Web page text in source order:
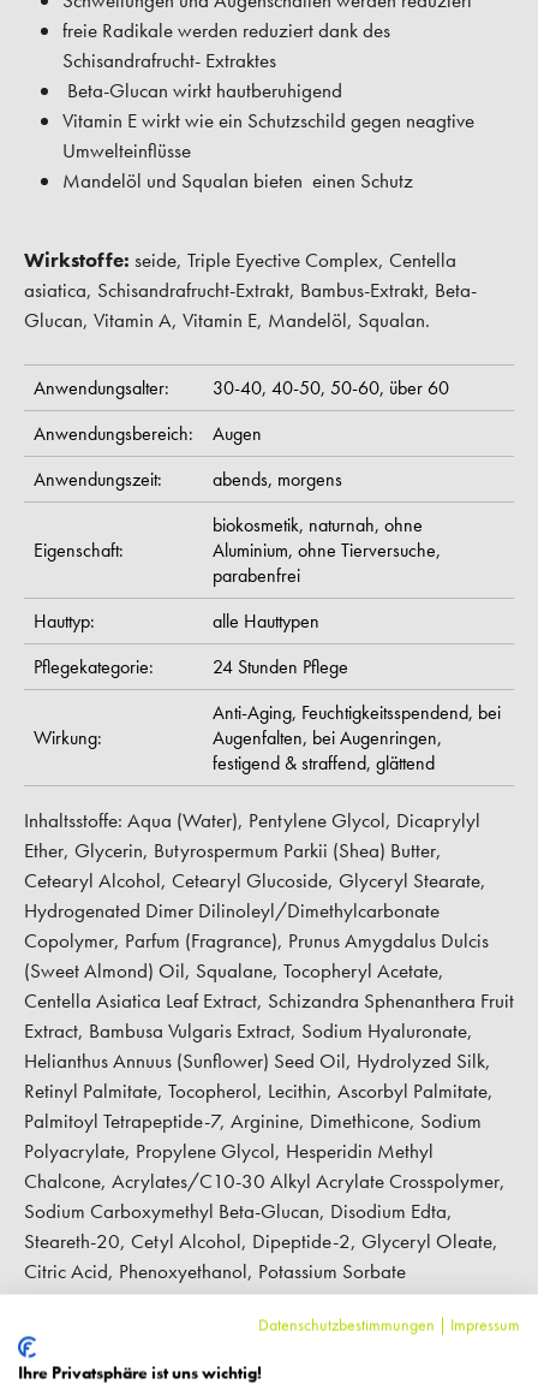
freie Radikale werden reduziert dank des
Schisandrafrucht- Extraktes
Beta-Glucan wirkt hautberuhigend
Vitamin E wirkt wie ein Schutzschild gegen neagtive
Umwelteinflüsse
Mandelöl und Squalan bieten einen Schutz
Wirkstoffe: seide, Triple Eyective Complex, Centella
asiatica, Schisandrafrucht-Extrakt, Bambus-Extrakt, Beta-
Glucan, Vitamin A, Vitamin E, Mandelöl, Squalan.
Anwendungsalter: 30-40, 40-50, 50-60, über 60
Anwendungsbereich:
Augen
Anwendungszeit:
abends, morgens
Eigenschaft:
biokosmetik, naturnah, ohne
Aluminium, ohne Tierversuche,
parabenfrei
Hauttyp:
alle Hauttypen
Pflegekategorie:
24 Stunden Pflege
Wirkung:
Anti-Aging, Feuchtigkeitsspendend, bei
Augenfalten, bei Augenringen,
festigend & straffend, glättend
Inhaltsstoffe: Aqua (Water), Pentylene Glycol, Dicaprylyl
Ether, Glycerin, Butyrospermum Parkii (Shea) Butter,
Cetearyl Alcohol, Cetearyl Glucoside, Glyceryl Stearate,
Hydrogenated Dimer Dilinoleyl/Dimethylcarbonate
Copolymer, Parfum (Fragrance), Prunus Amygdalus Dulcis
(Sweet Almond) Oil, Squalane, Tocopheryl Acetate,
Centella Asiatica Leaf Extract, Schizandra Sphenanthera Fruit
Extract, Bambusa Vulgaris Extract, Sodium Hyaluronate,
Helianthus Annuus (Sunflower) Seed Oil, Hydrolyzed Silk,
Retinyl Palmitate, Tocopherol, Lecithin, Ascorbyl Palmitate,
Palmitoyl Tetrapeptide-7, Arginine, Dimethicone, Sodium
Polyacrylate, Propylene Glycol, Hesperidin Methyl
Chalcone, Acrylates/C10-30 Alkyl Acrylate Crosspolymer,
Sodium Carboxymethyl Beta-Glucan, Disodium Edta,
Steareth-20, Cetyl Alcohol, Dipeptide-2, Glyceryl Oleate,
Citric Acid, Phenoxyethanol, Potassium Sorbate
Warn- und Sicherheitshinweise
Datenschutzbestimmungen | Impressum
Ihre Privatsphäre ist uns wichtig!